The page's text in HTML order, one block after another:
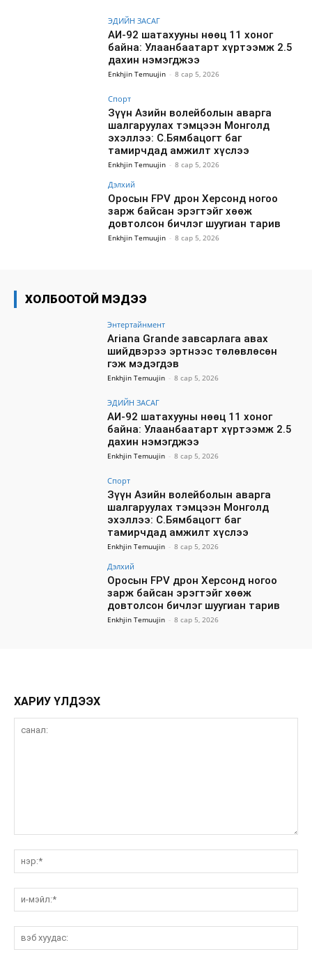
ЭДИЙН ЗАСАГ
АИ-92 шатахууны нөөц 11 хоног
байна: Улаанбаатарт хүртээмж 2.5
дахин нэмэгджээ
Enkhjin Temuujin - 8 сар 5, 2026
Спорт
Зүүн Азийн волейболын аварга
шалгаруулах тэмцээн Монголд
эхэллээ: С.Бямбацогт баг
тамирчдад амжилт хүслээ
Enkhjin Temuujin - 8 сар 5, 2026
Дэлхий
Оросын FPV дрон Херсонд ногоо
зарж байсан эрэгтэйг хөөж
довтолсон бичлэг шуугиан тарив
Enkhjin Temuujin - 8 сар 5, 2026
ХОЛБООТОЙ МЭДЭЭ
Энтертайнмент
Ariana Grande завсарлага авах
шийдвэрээ эртнээс төлөвлөсөн
гэж мэдэгдэв
Enkhjin Temuujin - 8 сар 5, 2026
ЭДИЙН ЗАСАГ
АИ-92 шатахууны нөөц 11 хоног
байна: Улаанбаатарт хүртээмж 2.5
дахин нэмэгджээ
Enkhjin Temuujin - 8 сар 5, 2026
Спорт
Зүүн Азийн волейболын аварга
шалгаруулах тэмцээн Монголд
эхэллээ: С.Бямбацогт баг
тамирчдад амжилт хүслээ
Enkhjin Temuujin - 8 сар 5, 2026
Дэлхий
Оросын FPV дрон Херсонд ногоо
зарж байсан эрэгтэйг хөөж
довтолсон бичлэг шуугиан тарив
Enkhjin Temuujin - 8 сар 5, 2026
ХАРИУ ҮЛДЭЭХ